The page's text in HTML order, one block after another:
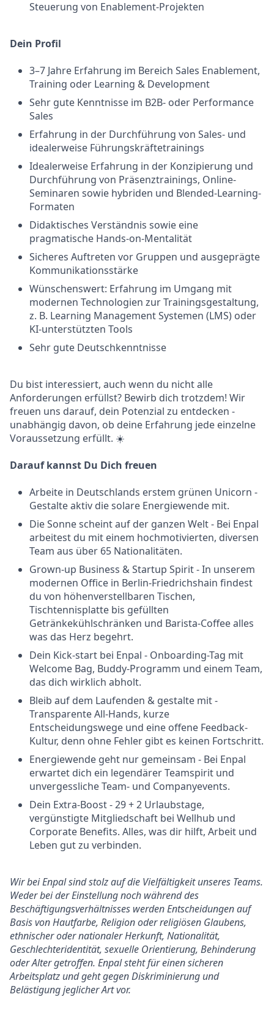
Steuerung von Enablement-Projekten
Dein Profil
3–7 Jahre Erfahrung im Bereich Sales Enablement,
Training oder Learning & Development
Sehr gute Kenntnisse im B2B- oder Performance
Sales
Erfahrung in der Durchführung von Sales- und
idealerweise Führungskräftetrainings
Idealerweise Erfahrung in der Konzipierung und
Durchführung von Präsenztrainings, Online-
Seminaren sowie hybriden und Blended-Learning-
Formaten
Didaktisches Verständnis sowie eine
pragmatische Hands-on-Mentalität
Sicheres Auftreten vor Gruppen und ausgeprägte
Kommunikationsstärke
Wünschenswert: Erfahrung im Umgang mit
modernen Technologien zur Trainingsgestaltung,
z. B. Learning Management Systemen (LMS) oder
KI-unterstützten Tools
Sehr gute Deutschkenntnisse
Du bist interessiert, auch wenn du nicht alle
Anforderungen erfüllst? Bewirb dich trotzdem! Wir
freuen uns darauf, dein Potenzial zu entdecken -
unabhängig davon, ob deine Erfahrung jede einzelne
Voraussetzung erfüllt. ☀️
Darauf kannst Du Dich freuen
Arbeite in Deutschlands erstem grünen Unicorn -
Gestalte aktiv die solare Energiewende mit.
Die Sonne scheint auf der ganzen Welt - Bei Enpal
arbeitest du mit einem hochmotivierten, diversen
Team aus über 65 Nationalitäten.
Grown-up Business & Startup Spirit - In unserem
modernen Office in Berlin-Friedrichshain findest
du von höhenverstellbaren Tischen,
Tischtennisplatte bis gefüllten
Getränkekühlschränken und Barista-Coffee alles
was das Herz begehrt.
Dein Kick-start bei Enpal - Onboarding-Tag mit
Welcome Bag, Buddy-Programm und einem Team,
das dich wirklich abholt.
Bleib auf dem Laufenden & gestalte mit -
Transparente All-Hands, kurze
Entscheidungswege und eine offene Feedback-
Kultur, denn ohne Fehler gibt es keinen Fortschritt.
Energiewende geht nur gemeinsam - Bei Enpal
erwartet dich ein legendärer Teamspirit und
unvergessliche Team- und Companyevents.
Dein Extra-Boost - 29 + 2 Urlaubstage,
vergünstigte Mitgliedschaft bei Wellhub und
Corporate Benefits. Alles, was dir hilft, Arbeit und
Leben gut zu verbinden.
Wir bei Enpal sind stolz auf die Vielfältigkeit unseres Teams.
Weder bei der Einstellung noch während des
Beschäftigungsverhältnisses werden Entscheidungen auf
Basis von Hautfarbe, Religion oder religiösen Glaubens,
ethnischer oder nationaler Herkunft, Nationalität,
Geschlechteridentität, sexuelle Orientierung, Behinderung
oder Alter getroffen. Enpal steht für einen sicheren
Arbeitsplatz und geht gegen Diskriminierung und
Belästigung jeglicher Art vor.